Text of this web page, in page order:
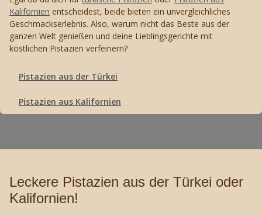
Kalifornien entscheidest, beide bieten ein unvergleichliches
Geschmackserlebnis. Also, warum nicht das Beste aus der
ganzen Welt genießen und deine Lieblingsgerichte mit
köstlichen Pistazien verfeinern?
Pistazien aus der Türkei
Pistazien aus Kalifornien
Leckere Pistazien aus der Türkei oder
Kalifornien!